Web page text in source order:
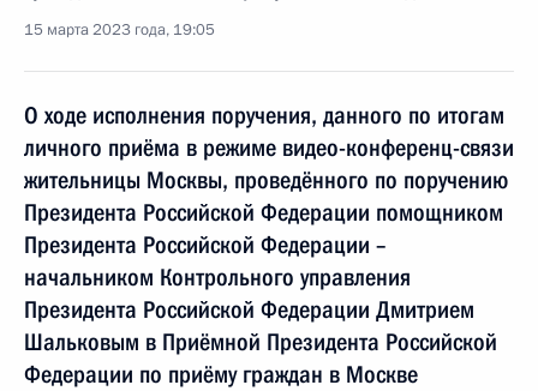
15 марта 2023 года, 19:05
О ходе исполнения поручения, данного по итогам
личного приёма в режиме видео-конференц-связи
жительницы Москвы, проведённого по поручению
Президента Российской Федерации помощником
Президента Российской Федерации –
начальником Контрольного управления
Президента Российской Федерации Дмитрием
Шальковым в Приёмной Президента Российской
Федерации по приёму граждан в Москве